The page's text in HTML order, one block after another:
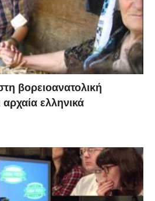
βορειοανατολική
ελληνικά